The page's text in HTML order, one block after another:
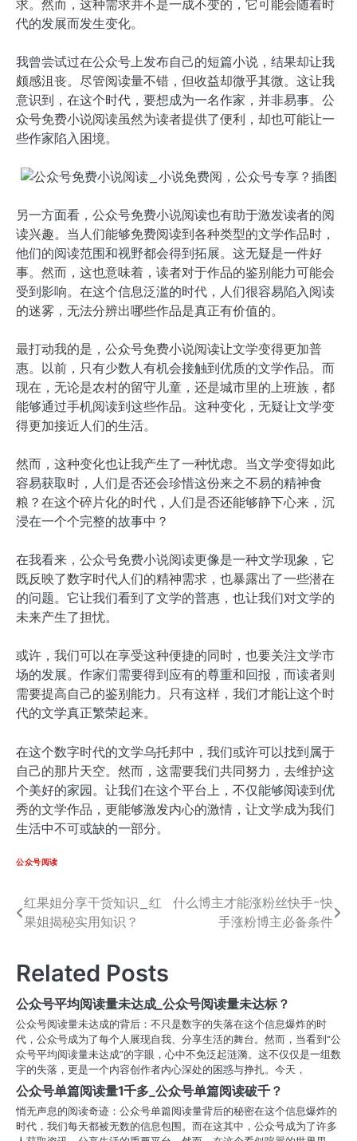
求。然而，这种需求并不是一成不变的，它可能会随着时
代的发展而发生变化。
我曾尝试过在公众号上发布自己的短篇小说，结果却让我
颇感沮丧。尽管阅读量不错，但收益却微乎其微。这让我
意识到，在这个时代，要想成为一名作家，并非易事。公
众号免费小说阅读虽然为读者提供了便利，却也可能让一
些作家陷入困境。
另一方面看，公众号免费小说阅读也有助于激发读者的阅
读兴趣。当人们能够免费阅读到各种类型的文学作品时，
他们的阅读范围和视野都会得到拓展。这无疑是一件好
事。然而，这也意味着，读者对于作品的鉴别能力可能会
受到影响。在这个信息泛滥的时代，人们很容易陷入阅读
的迷雾，无法分辨出哪些作品是真正有价值的。
最打动我的是，公众号免费小说阅读让文学变得更加普
惠。以前，只有少数人有机会接触到优质的文学作品。而
现在，无论是农村的留守儿童，还是城市里的上班族，都
能够通过手机阅读到这些作品。这种变化，无疑让文学变
得更加接近人们的生活。
然而，这种变化也让我产生了一种忧虑。当文学变得如此
容易获取时，人们是否还会珍惜这份来之不易的精神食
粮？在这个碎片化的时代，人们是否还能够静下心来，沉
浸在一个个完整的故事中？
在我看来，公众号免费小说阅读更像是一种文学现象，它
既反映了数字时代人们的精神需求，也暴露出了一些潜在
的问题。它让我们看到了文学的普惠，也让我们对文学的
未来产生了担忧。
或许，我们可以在享受这种便捷的同时，也要关注文学市
场的发展。作家们需要得到应有的尊重和回报，而读者则
需要提高自己的鉴别能力。只有这样，我们才能让这个时
代的文学真正繁荣起来。
在这个数字时代的文学乌托邦中，我们或许可以找到属于
自己的那片天空。然而，这需要我们共同努力，去维护这
个美好的家园。让我们在这个平台上，不仅能够阅读到优
秀的文学作品，更能够激发内心的激情，让文学成为我们
生活中不可或缺的一部分。
公众号阅读
文
章
导
航
红果姐分享干货知识_红
果姐揭秘实用知识？
什么博主才能涨粉丝快手-快
手涨粉博主必备条件
Related Posts
公众号平均阅读量未达成_公众号阅读量未达标？
公众号阅读量未达成的背后：不只是数字的失落在这个信息爆炸的时
代，公众号成为了每个人展现自我、分享生活的舞台。然而，当看到“公
众号平均阅读量未达成”的字眼，心中不免泛起涟漪。这不仅仅是一组数
字的失落，更是一个内容创作者内心深处的困惑与挣扎。今天，
公众号单篇阅读量1千多_公众号单篇阅读破千？
悄无声息的阅读奇迹：公众号单篇阅读量背后的秘密在这个信息爆炸的
时代，我们每天都被无数的信息包围。而在这其中，公众号成为了许多